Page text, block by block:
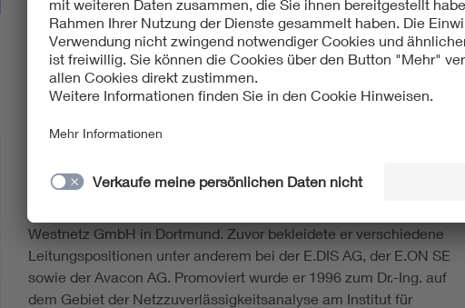
Gemsjäger 2025 Deutschland-Leiter der Siemens PTI
Consulting. Parallel dazu ist er Mitglied des nationalen und
technischen Komitees von CIRED und sitzt der Arbeitsgruppe
Industriepolitik bei T&D Europe vor.
VDE ETG Vorstand ein. Montebaur ist seit Juni 2024
Westnetz GmbH in Dortmund. Zuvor bekleidete er verschiedene
Leitungspositionen unter anderem bei der E.DIS AG, der E.ON SE
sowie der Avacon AG. Promoviert wurde er 1996 zum Dr.-Ing. auf
dem Gebiet der Netzzuverlässigkeitsanalyse am Institut für